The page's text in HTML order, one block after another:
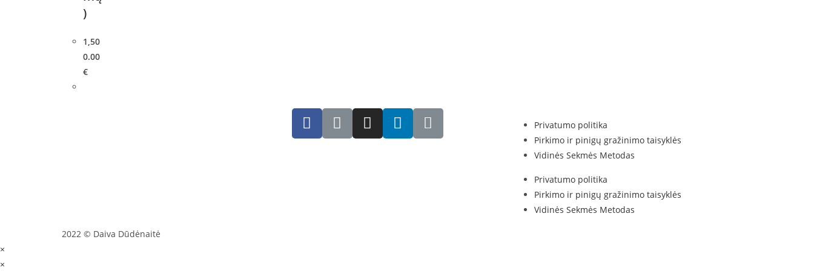
)
1,50
0.00
€
Privatumo politika
Pirkimo ir pinigų gražinimo taisyklės
Vidinės Sekmės Metodas
Privatumo politika
Pirkimo ir pinigų gražinimo taisyklės
Vidinės Sekmės Metodas
2022 © Daiva Dūdėnaitė
×
×